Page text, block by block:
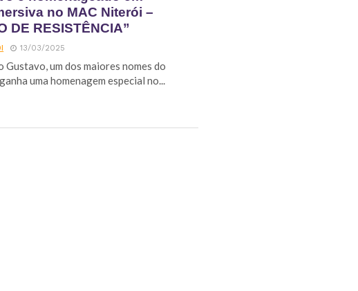
no MAC Niterói –
DE RESISTÊNCIA”
13/03/2025
Gustavo, um dos maiores nomes do
uma homenagem especial no...